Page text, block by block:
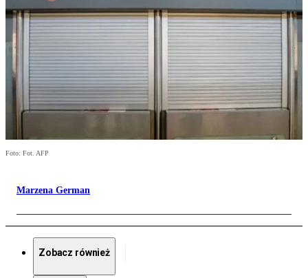
Foto: Fot. AFP
Marzena German
Zobacz również